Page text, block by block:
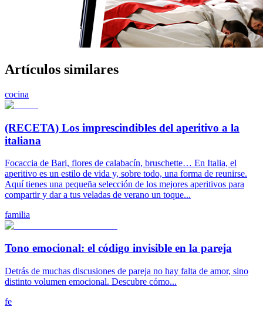
Artículos similares
cocina
(RECETA) Los imprescindibles del aperitivo a la
italiana
Focaccia de Bari, flores de calabacín, bruschette… En Italia, el
aperitivo es un estilo de vida y, sobre todo, una forma de reunirse.
Aquí tienes una pequeña selección de los mejores aperitivos para
compartir y dar a tus veladas de verano un toque...
familia
Tono emocional: el código invisible en la pareja
Detrás de muchas discusiones de pareja no hay falta de amor, sino
distinto volumen emocional. Descubre cómo...
fe